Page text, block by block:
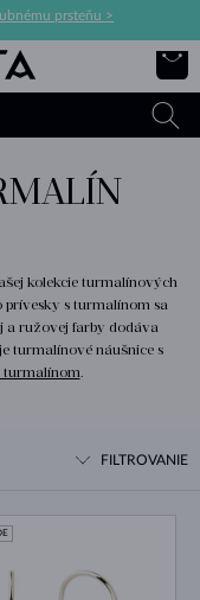
prsteňu >
kolekcie turmalínových
prívesky s turmalínom sa
a ružovej farby dodáva
turmalínové náušnice s
turmalínom.
FILTROVANIE